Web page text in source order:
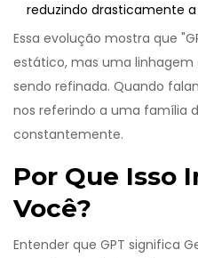
reduzindo drasticamente
Essa evolução mostra que
estático, mas uma
sendo refinada. Quando
nos referindo a uma família
constantemente.
Por Que Isso
Você?
Entender que GPT significa